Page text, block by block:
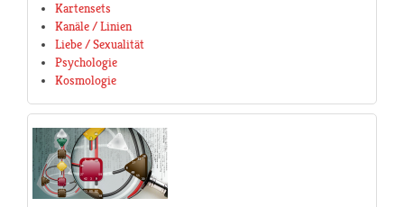
Kartensets
Kanäle / Linien
Liebe / Sexualität
Psychologie
Kosmologie